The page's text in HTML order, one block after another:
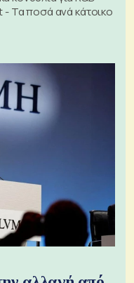
Τα ποσά ανά κάτοικο